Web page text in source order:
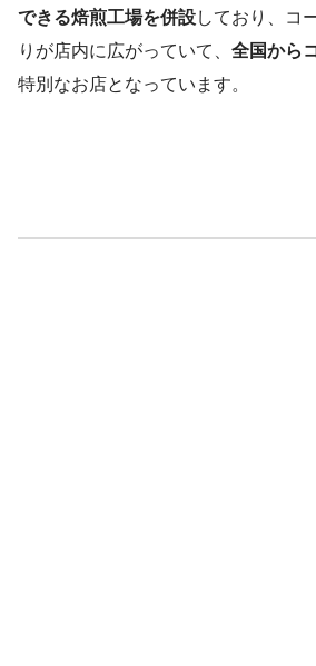
できる焙煎工場を併設しており、コ
りが店内に広がっていて、 全国から
特別なお店となっています。